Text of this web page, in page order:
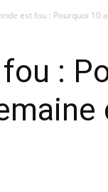
est fou : Pourquoi 10
: